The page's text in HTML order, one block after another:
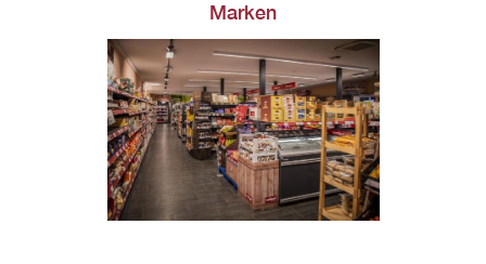
Mar­ken